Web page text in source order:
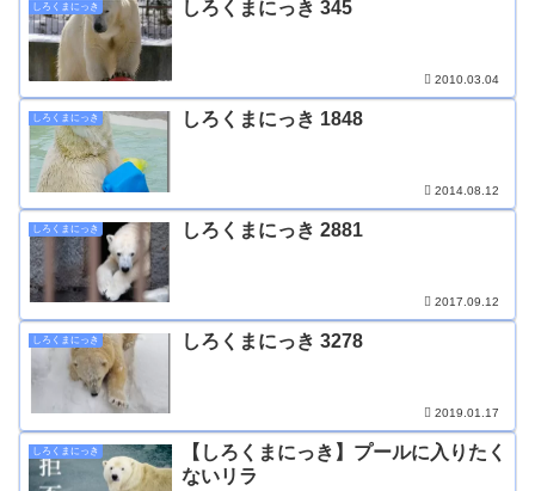
しろくまにっき しろくまにっき 345
2010.03.04
しろくまにっき しろくまにっき 1848
2014.08.12
しろくまにっき しろくまにっき 2881
2017.09.12
しろくまにっき しろくまにっき 3278
2019.01.17
しろくまにっき
【しろくまにっき】プールに入りたく
ないリラ